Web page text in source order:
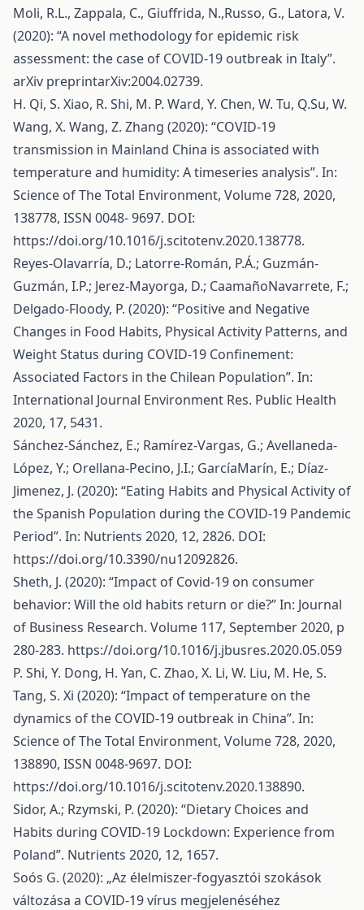
Moli, R.L., Zappala, C., Giuffrida, N.,Russo, G., Latora, V.
(2020): “A novel methodology for epidemic risk
assessment: the case of COVID-19 outbreak in Italy”.
arXiv preprintarXiv:2004.02739.
H. Qi, S. Xiao, R. Shi, M. P. Ward, Y. Chen, W. Tu, Q.Su, W.
Wang, X. Wang, Z. Zhang (2020): “COVID-19
transmission in Mainland China is associated with
temperature and humidity: A timeseries analysis”. In:
Science of The Total Environment, Volume 728, 2020,
138778, ISSN 0048- 9697. DOI:
https://doi.org/10.1016/j.scitotenv.2020.138778.
Reyes-Olavarría, D.; Latorre-Román, P.Á.; Guzmán-
Guzmán, I.P.; Jerez-Mayorga, D.; CaamañoNavarrete, F.;
Delgado-Floody, P. (2020): “Positive and Negative
Changes in Food Habits, Physical Activity Patterns, and
Weight Status during COVID-19 Confinement:
Associated Factors in the Chilean Population”. In:
International Journal Environment Res. Public Health
2020, 17, 5431.
Sánchez-Sánchez, E.; Ramírez-Vargas, G.; Avellaneda-
López, Y.; Orellana-Pecino, J.I.; GarcíaMarín, E.; Díaz-
Jimenez, J. (2020): “Eating Habits and Physical Activity of
the Spanish Population during the COVID-19 Pandemic
Period”. In: Nutrients 2020, 12, 2826. DOI:
https://doi.org/10.3390/nu12092826.
Sheth, J. (2020): “Impact of Covid-19 on consumer
behavior: Will the old habits return or die?” In: Journal
of Business Research. Volume 117, September 2020, p
280-283. https://doi.org/10.1016/j.jbusres.2020.05.059
P. Shi, Y. Dong, H. Yan, C. Zhao, X. Li, W. Liu, M. He, S.
Tang, S. Xi (2020): “Impact of temperature on the
dynamics of the COVID-19 outbreak in China”. In:
Science of The Total Environment, Volume 728, 2020,
138890, ISSN 0048-9697. DOI:
https://doi.org/10.1016/j.scitotenv.2020.138890.
Sidor, A.; Rzymski, P. (2020): “Dietary Choices and
Habits during COVID-19 Lockdown: Experience from
Poland”. Nutrients 2020, 12, 1657.
Soós G. (2020): „Az élelmiszer-fogyasztói szokások
változása a COVID-19 vírus megjelenéséhez